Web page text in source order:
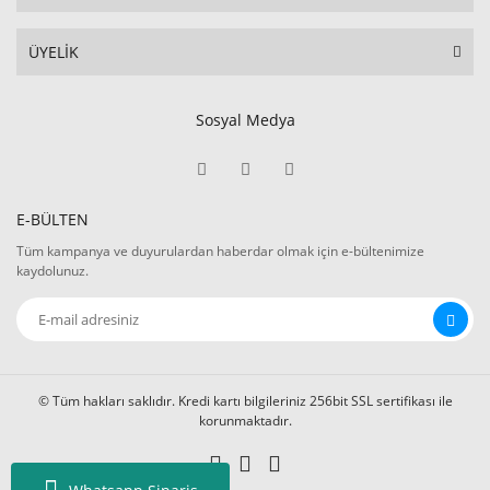
ÜYELİK
Sosyal Medya
E-BÜLTEN
Tüm kampanya ve duyurulardan haberdar olmak için e-bültenimize
kaydolunuz.
© Tüm hakları saklıdır. Kredi kartı bilgileriniz 256bit SSL sertifikası ile
korunmaktadır.